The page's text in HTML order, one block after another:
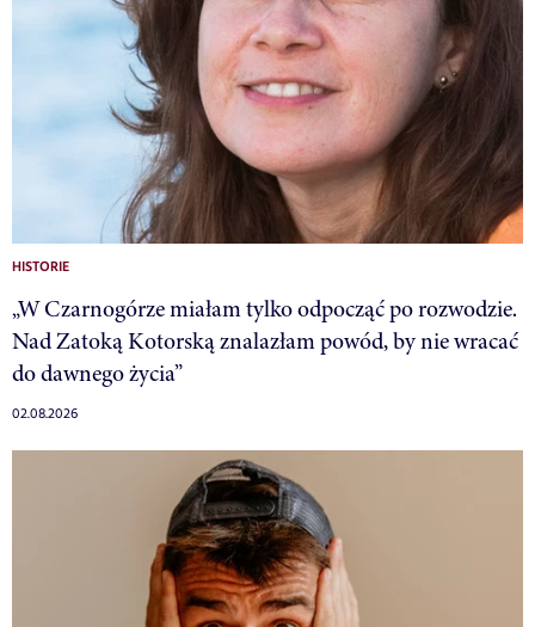
HISTORIE
„W Czarnogórze miałam tylko odpocząć po rozwodzie.
Nad Zatoką Kotorską znalazłam powód, by nie wracać
do dawnego życia”
02.08.2026